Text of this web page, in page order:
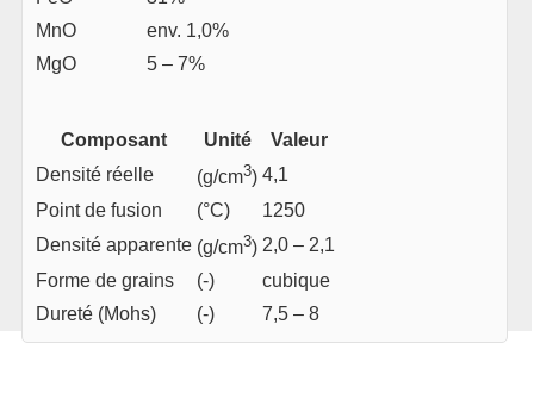
MnO
env. 1,0%
MgO
5 – 7%
Composant Unité
Valeur
Densité réelle
(g/cm3) 4,1
Point de fusion
(°C)
1250
Densité apparente (g/cm3) 2,0 – 2,1
Forme de grains
(-)
cubique
Dureté (Mohs)
(-) 7,5 – 8